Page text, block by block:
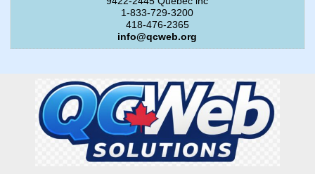
1-833-729-3200
418-476-2365
info@qcweb.org